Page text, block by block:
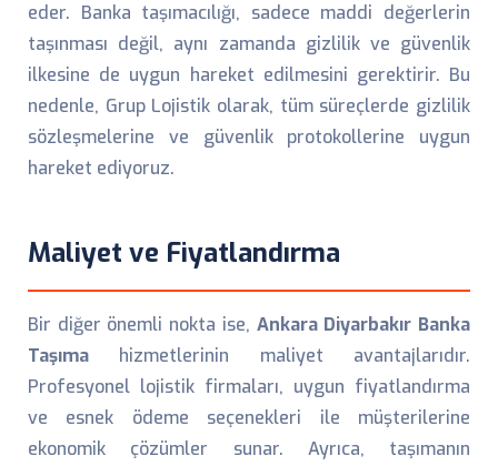
eder. Banka taşımacılığı, sadece maddi değerlerin
taşınması değil, aynı zamanda gizlilik ve güvenlik
ilkesine de uygun hareket edilmesini gerektirir. Bu
nedenle, Grup Lojistik olarak, tüm süreçlerde gizlilik
sözleşmelerine ve güvenlik protokollerine uygun
hareket ediyoruz.
Maliyet ve Fiyatlandırma
Bir diğer önemli nokta ise, Ankara Diyarbakır Banka
Taşıma hizmetlerinin maliyet avantajlarıdır.
Profesyonel lojistik firmaları, uygun fiyatlandırma
ve esnek ödeme seçenekleri ile müşterilerine
ekonomik çözümler sunar. Ayrıca, taşımanın